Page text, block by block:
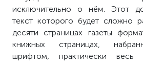
исключительно о нём. Этот
текст которого будет сложно
десяти страницах газеты
книжных страницах,
шрифтом, практически весь